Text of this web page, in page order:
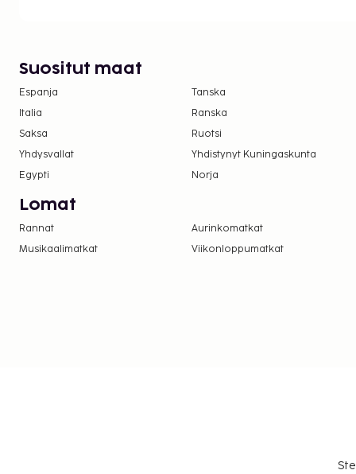
Tässä kuvauksessa käytetyt valokuvat ovat
niitä käytetään vain
Suositut maat
Espanja Tanska
Italia
Ranska
Saksa
Ruotsi
Yhdysvallat
Yhdistynyt Kuningaskunta
Egypti
Norja
Lomat
Rannat Aurinkomatkat
Musikaalimatkat
Viikonloppumatkat